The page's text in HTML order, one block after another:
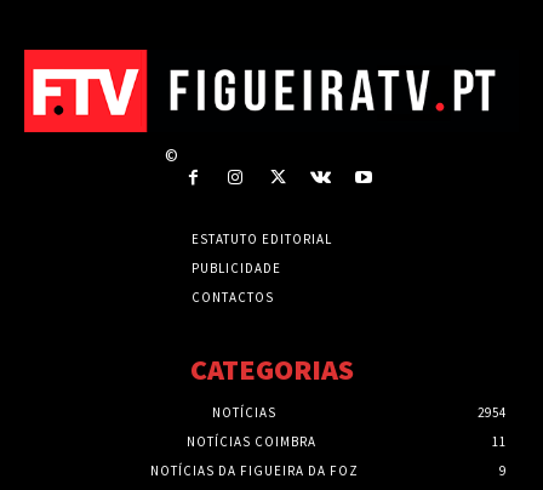
©
ESTATUTO EDITORIAL
PUBLICIDADE
CONTACTOS
CATEGORIAS
NOTÍCIAS
2954
NOTÍCIAS COIMBRA
11
NOTÍCIAS DA FIGUEIRA DA FOZ
9